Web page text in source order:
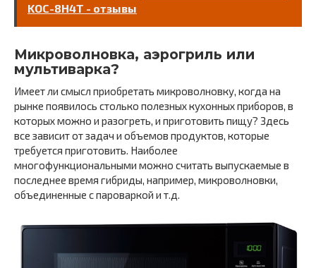
KOC-8H4T - отзывы
Микроволновка, аэрогриль или
мультиварка?
Имеет ли смысл приобретать микроволновку, когда на
рынке появилось столько полезных кухонных приборов, в
которых можно и разогреть, и приготовить пищу? Здесь
все зависит от задач и объемов продуктов, которые
требуется приготовить. Наиболее
многофункциональными можно считать выпускаемые в
последнее время гибриды, например, микроволновки,
объединенные с пароваркой и т.д.